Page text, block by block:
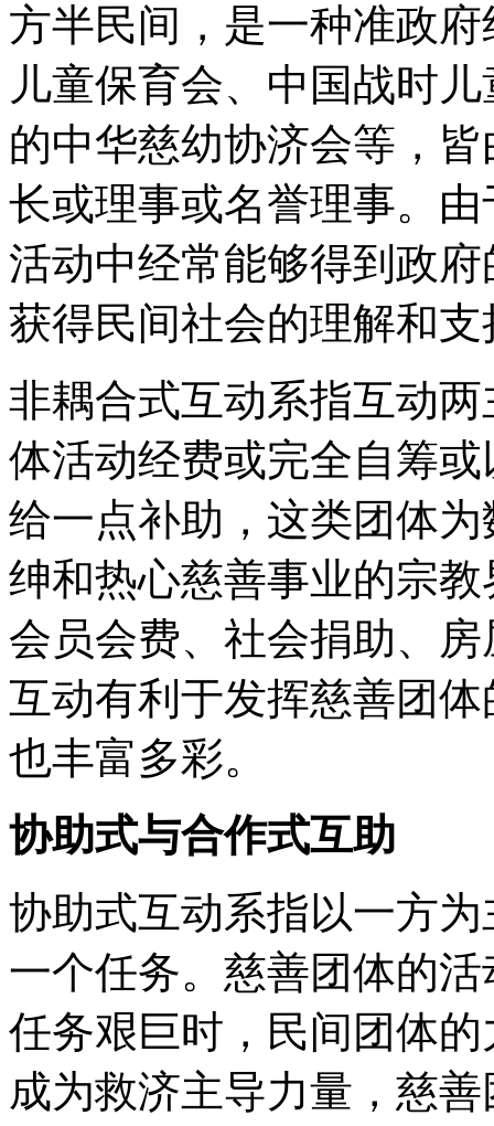
方半民间，是一种准政
儿童保育会、中国战时
的中华慈幼协济会等，
长或理事或名誉理事。
活动中经常能够得到政
获得民间社会的理解和支
非耦合式互动系指互动
体活动经费或完全自筹
给一点补助，这类团体
绅和热心慈善事业的宗
会员会费、社会捐助、
互动有利于发挥慈善团
也丰富多彩。
协助式与合作式互助
协助式互动系指以一方
一个任务。慈善团体的
任务艰巨时，民间团体
成为救济主导力量，慈